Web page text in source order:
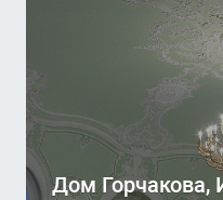
Дом Горчакова,